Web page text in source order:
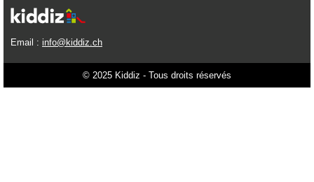
Email : info@kiddiz.ch
© 2025 Kiddiz - Tous droits réservés